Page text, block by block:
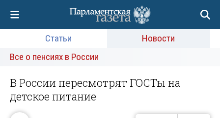
Статьи
Новости
Все о пенсиях в России
В России пересмотрят ГОСТы на
детское питание